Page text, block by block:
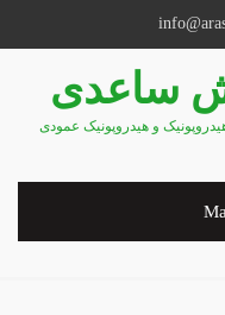
ساعدی
و هیدروپونیک عمودی